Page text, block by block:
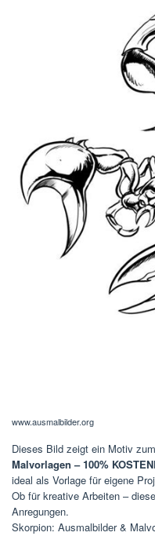
www.ausmalbilder.org
Dieses Bild zeigt ein Motiv
Malvorlagen – 100%
ideal als Vorlage für eigene
Ob für kreative Arbeiten –
Anregungen.
Skorpion: Ausmalbilder &